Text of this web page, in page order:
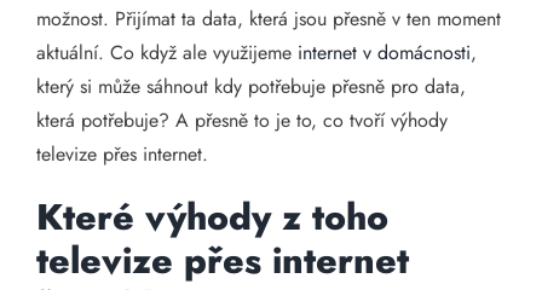
možnost. Přijímat ta data, která jsou přesně v ten moment
aktuální. Co když ale využijeme internet v domácnosti,
který si může sáhnout kdy potřebuje přesně pro data,
která potřebuje? A přesně to je to, co tvoří výhody
televize přes internet.
Které výhody z toho
televize přes internet